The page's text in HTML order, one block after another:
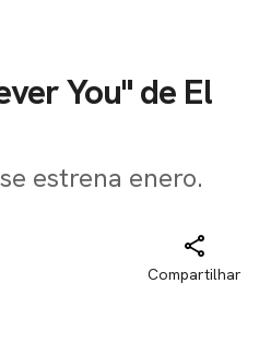
You" de El
estrena enero.
Compartilhar